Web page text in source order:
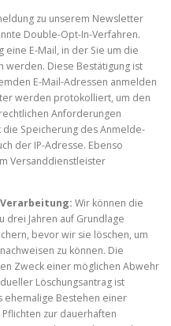
zu unserem Newsletter
Double-Opt-In-Verfahren.
eine E-Mail, in der Sie um die
werden. Diese Bestätigung ist
E-Mail-Adressen anmelden
werden protokolliert, um den
Anforderungen
Speicherung des Anmelde-
der IP-Adresse. Ebenso
Versanddienstleister
Wir können die
drei Jahren auf Grundlage
bevor wir sie löschen, um
zu können. Die
Zweck einer möglichen Abwehr
Löschungsantrag ist
ehemalige Bestehen einer
zur dauerhaften